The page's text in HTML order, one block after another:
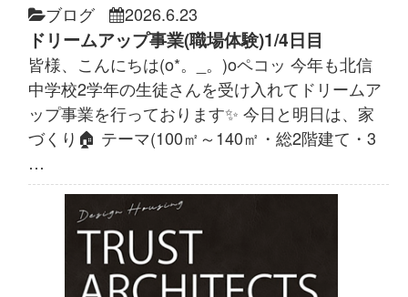
ブログ 2026.6.23
ドリームアップ事業(職場体験)1/4日目
皆様、こんにちは(o*。_。)oペコッ 今年も北信
中学校2学年の生徒さんを受け入れてドリームア
ップ事業を行っております✨ 今日と明日は、家
づくり🏠 テーマ(100㎡～140㎡・総2階建て・3
…